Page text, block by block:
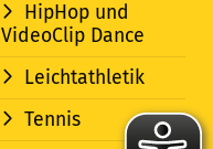
HipHop und
VideoClip Dance
Leichtathletik
Tennis